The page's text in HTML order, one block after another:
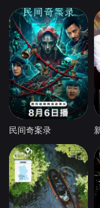
民间奇案录